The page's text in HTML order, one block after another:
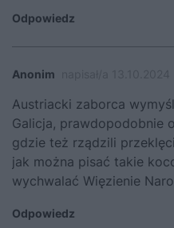
Odpowiedz
Anonim
Austriacki zaborca
Galicja, prawdopodobnie
gdzie też rządzili
jak można pisać takie
wychwalać Więzienie
Odpowiedz